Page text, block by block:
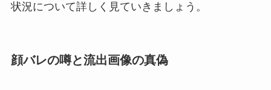
状況について詳しく見ていきましょう。
顔バレの噂と流出画像の真偽